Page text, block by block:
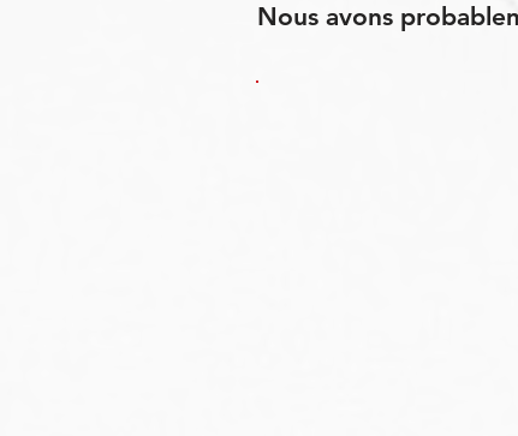
Nous avons